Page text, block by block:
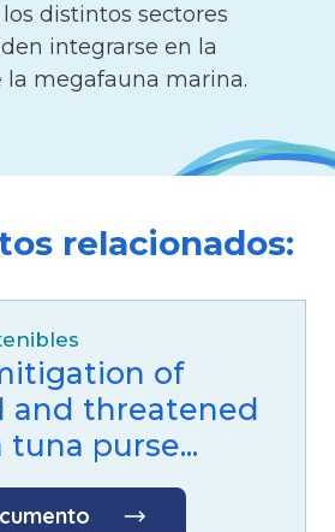
distintos sectores
integrarse en la
la megafauna marina.
relacionados:
of
and threatened
purse...